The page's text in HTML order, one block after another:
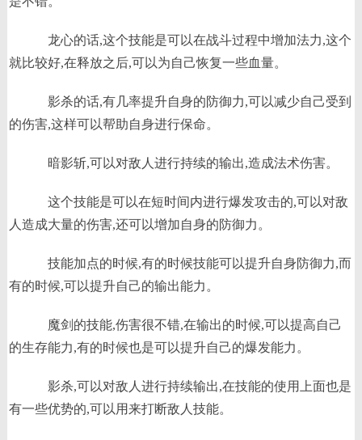
龙心的话,这个技能是可以在战斗过程中增加法力,这个
就比较好,在释放之后,可以为自己恢复一些血量。
影杀的话,有几率提升自身的防御力,可以减少自己受到
的伤害,这样可以帮助自身进行保命。
暗影斩,可以对敌人进行持续的输出,造成法术伤害。
这个技能是可以在短时间内进行爆发攻击的,可以对敌
人造成大量的伤害,还可以增加自身的防御力。
技能加点的时候,有的时候技能可以提升自身防御力,而
有的时候,可以提升自己的输出能力。
魔剑的技能,伤害很不错,在输出的时候,可以提高自己
的生存能力,有的时候也是可以提升自己的爆发能力。
影杀,可以对敌人进行持续输出,在技能的使用上面也是
有一些优势的,可以用来打断敌人技能。